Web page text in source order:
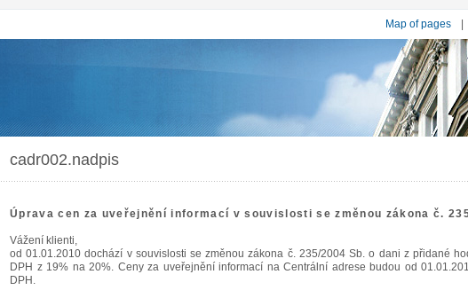
Map of pages |
cadr002.nadpis
Úprava cen za uveřejnění informací v souvislosti se změnou zákona č.
Vážení klienti,
od 01.01.2010 dochází v souvislosti se změnou zákona č. 235/2004 Sb. o dani z přidané
DPH z 19% na 20%. Ceny za uveřejnění informací na Centrální adrese budou od
DPH.